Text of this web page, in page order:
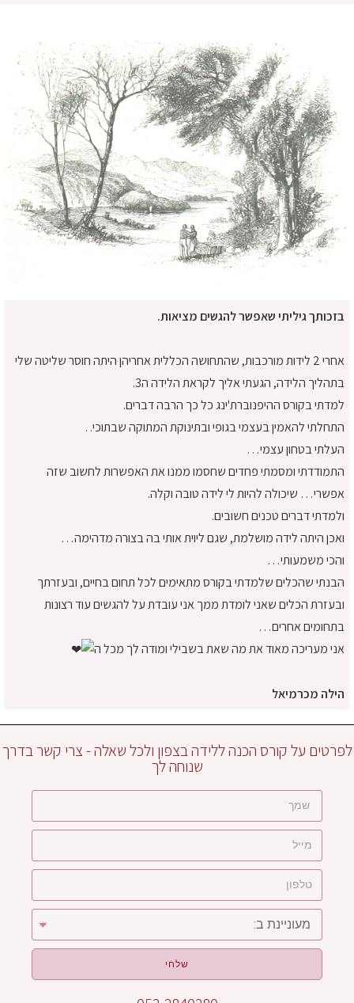
בזכותך גיליתי שאפשר להגשים מציאות.
אחרי 2 לידות מורכבות, שהתחושה הכללית אחריהן היתה חוסר שליטה שלי
בתהליך הלידה, הגעתי אליך לקראת הלידה ה3.
למדתי בקורס ההיפנוברת'ינג כל כך הרבה דברים.
התחלתי להאמין בעצמי בגופי ובתינוקת המתוקה שבתוכי. .
העלתי בטחון עצמי…
התמודדתי ומסמתי פחדים שחסמו ממנו את האפשרות לחשוב שזה
אפשרי… שיכולה להיות לי לידה טובה וקלה.
ולמדתי דברים טכנים חשובים.
ואכן היתה לידה מושלמת, שגם ליוית אותי בה בצורה מדהימה…
והכי משמעותי…
הבנתי שהכלים שלמדתי בקורס מתאימים לכל תחום בחיים, ובעזרתך
ובעזרת הכלים שאני לומדת ממך אני עובדת על להגשים עוד רצונות
בתחומים אחרים…
אני מעריכה מאוד את מה שאת בשבילי ומודה לך מכל ה
הילה מכרמיאל
לפרטים על קורס הכנה ללידה בצפון ולכל שאלה - צרי קשר בדרך
שנוחה לך
שלחי